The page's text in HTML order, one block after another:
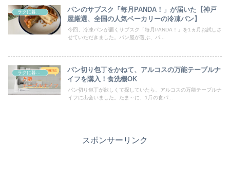
パンのサブスク「毎月PANDA！」が届いた【神戸
屋厳選、全国の人気ベーカリーの冷凍パン】
今回、冷凍パンが届くサブスク「毎月PANDA！」を1ヵ月お試しさ
せていただきました。パン屋が選ぶ、パ...
パン切り包丁をかねて、アルコスの万能テーブルナ
イフを購入！食洗機OK
パン切り包丁が欲しくて探していたら、アルコスの万能テーブルナ
イフに出会いました。たま～に、1斤の食パ...
スポンサーリンク